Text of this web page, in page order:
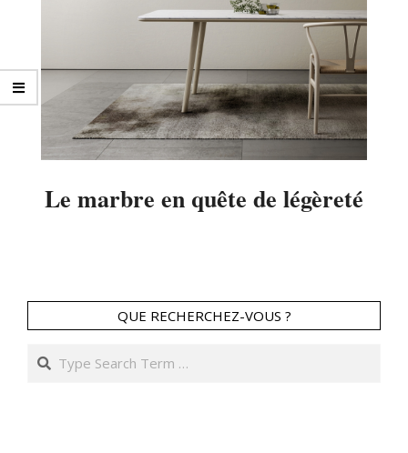
Le marbre en quête de légèreté
QUE RECHERCHEZ-VOUS ?
Search